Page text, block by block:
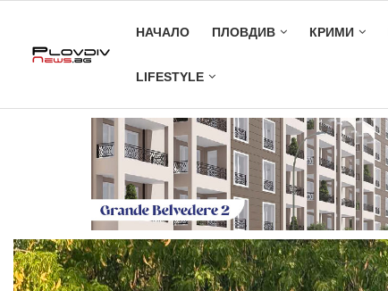
НАЧАЛО ПЛОВДИВ КРИМИ
LIFESTYLE